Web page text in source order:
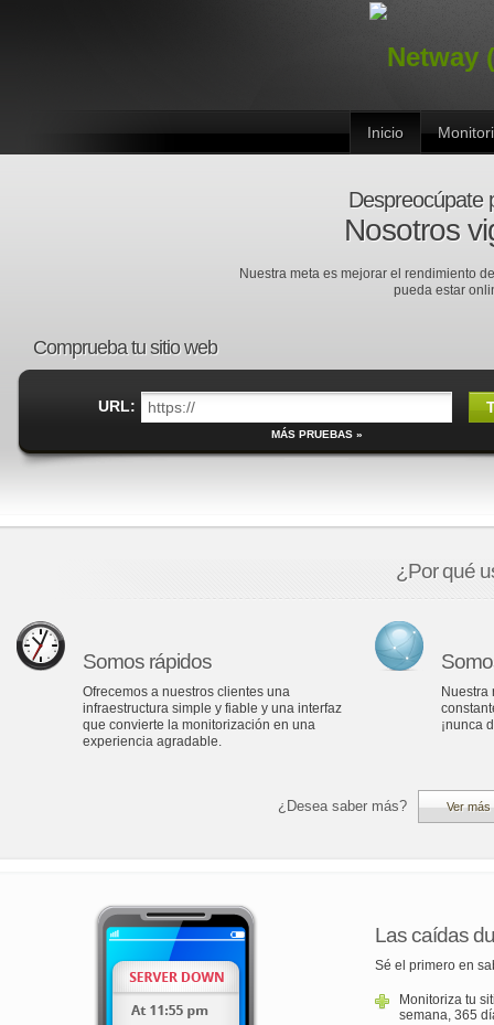
Inicio
Despreocúpate
Nosotros
Nuestra meta es mejorar el rendimiento
pueda estar
Comprueba tu sitio web
URL:
MÁS PRUEBAS »
¿Por qué
Somos rápidos
Ofrecemos a nuestros clientes una
infraestructura simple y fiable y una interfaz
que convierte la monitorización en una
experiencia agradable.
Nuestra
¡nunca
¿Desea saber más? Ver
Las caídas
Sé el primero en
Monitoriza tu
semana, 365